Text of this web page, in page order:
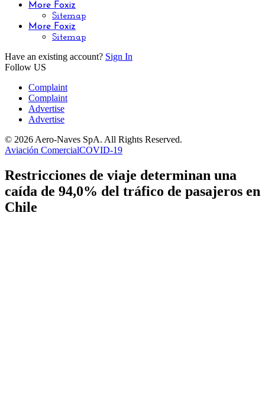
More Foxiz
Sitemap
More Foxiz
Sitemap
Have an existing account? Sign In
Follow US
Complaint
Complaint
Advertise
Advertise
© 2026 Aero-Naves SpA. All Rights Reserved.
Aviación ComercialCOVID-19
Restricciones de viaje determinan una
caída de 94,0% del tráfico de pasajeros en
Chile